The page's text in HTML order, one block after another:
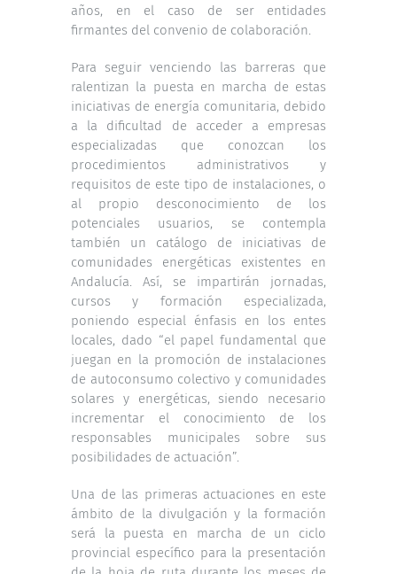
años, en el caso de ser entidades
firmantes del convenio de colaboración.
Para seguir venciendo las barreras que
ralentizan la puesta en marcha de estas
iniciativas de energía comunitaria, debido
a la dificultad de acceder a empresas
especializadas que conozcan los
procedimientos administrativos y
requisitos de este tipo de instalaciones, o
al propio desconocimiento de los
potenciales usuarios, se contempla
también un catálogo de iniciativas de
comunidades energéticas existentes en
Andalucía. Así, se impartirán jornadas,
cursos y formación especializada,
poniendo especial énfasis en los entes
locales, dado “el papel fundamental que
juegan en la promoción de instalaciones
de autoconsumo colectivo y comunidades
solares y energéticas, siendo necesario
incrementar el conocimiento de los
responsables municipales sobre sus
posibilidades de actuación”.
Una de las primeras actuaciones en este
ámbito de la divulgación y la formación
será la puesta en marcha de un ciclo
provincial específico para la presentación